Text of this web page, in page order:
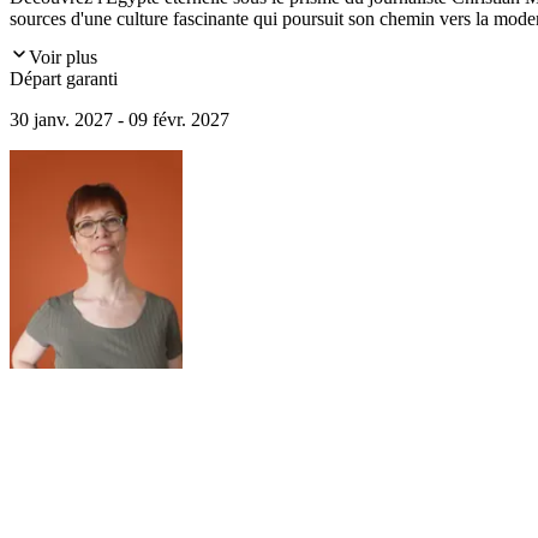
sources d'une culture fascinante qui poursuit son chemin vers la
Voir plus
Départ garanti
30 janv. 2027 - 09 févr. 2027